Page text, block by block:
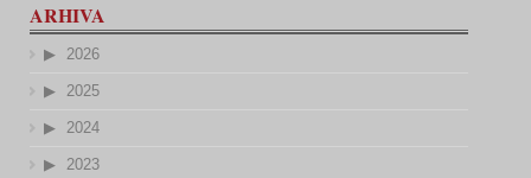
ARHIVA
2026
2025
2024
2023